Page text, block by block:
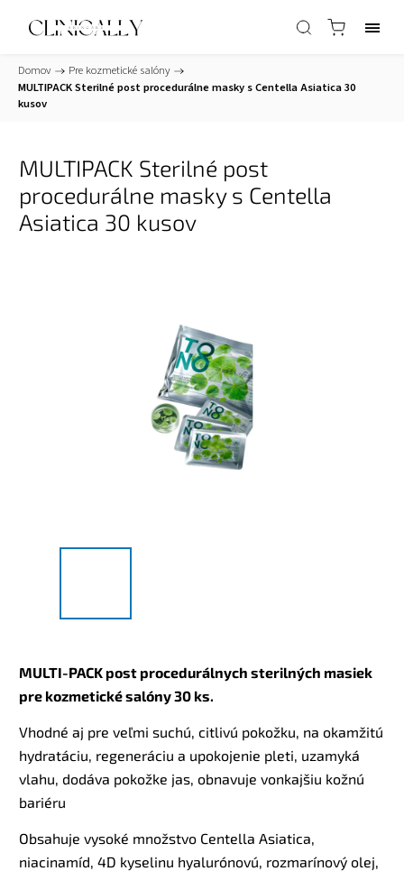
Domov / Pre kozmetické salóny /
MULTIPACK Sterilné post procedurálne masky s Centella Asiatica 30
kusov
MULTIPACK Sterilné post
procedurálne masky s Centella
Asiatica 30 kusov
MULTI-PACK post procedurálnych sterilných masiek
pre kozmetické salóny 30 ks.
Vhodné aj pre veľmi suchú, citlivú pokožku, na okamžitú
hydratáciu, regeneráciu a upokojenie pleti, uzamyká
vlahu, dodáva pokožke jas, obnavuje vonkajšiu kožnú
bariéru
Obsahuje vysoké množstvo Centella Asiatica,
niacinamíd, 4D kyselinu hyalurónovú, rozmarínový olej,